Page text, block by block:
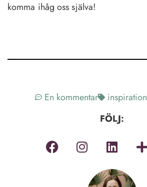
komma ihåg oss själva!
En kommentar inspiration
FÖLJ: